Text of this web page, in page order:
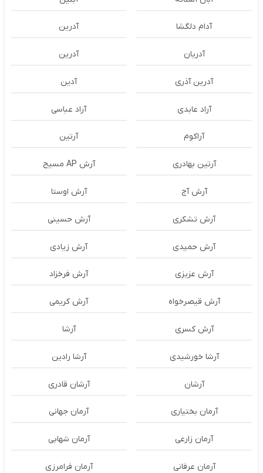
آدام دلگشا آدرين
آدریان آدرین
آدرین آذری آدین
آراد عابدی آراد عباسی
آراکوم آرتین
آرتین بهادری آرش AP مسیح
آرش آج آرش اوستا
آرش تشکری آرش حسینی
آرش حمیدی آرش زیادی
آرش عزیزی آرش فرخزاد
آرش قیصرخواه آرش کریمی
آرش کسری آرشا
آرشا خورشیدی آرشا رادین
آرشان آرشان قادری
آرمان بختیاری آرمان جهانی
آرمان زارعی آرمان شهابی
آرمان عرفانی آرمان فرامرزی